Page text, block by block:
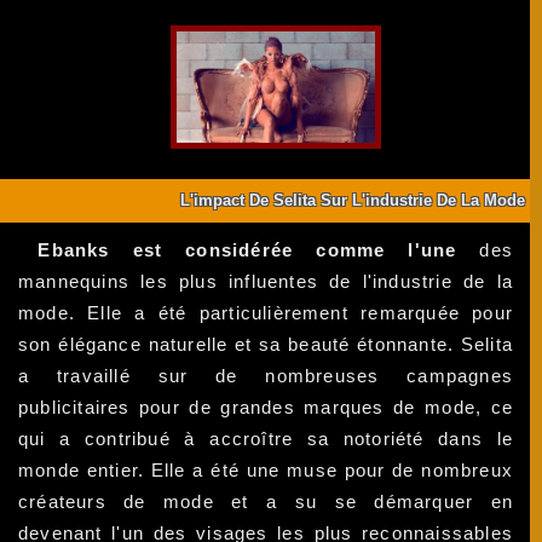
L'impact De Selita Sur L'industrie De La Mode
Ebanks est considérée comme l'une des
mannequins les plus influentes de l'industrie de la
mode. Elle a été particulièrement remarquée pour
son élégance naturelle et sa beauté étonnante. Selita
a travaillé sur de nombreuses campagnes
publicitaires pour de grandes marques de mode, ce
qui a contribué à accroître sa notoriété dans le
monde entier. Elle a été une muse pour de nombreux
créateurs de mode et a su se démarquer en
devenant l'un des visages les plus reconnaissables